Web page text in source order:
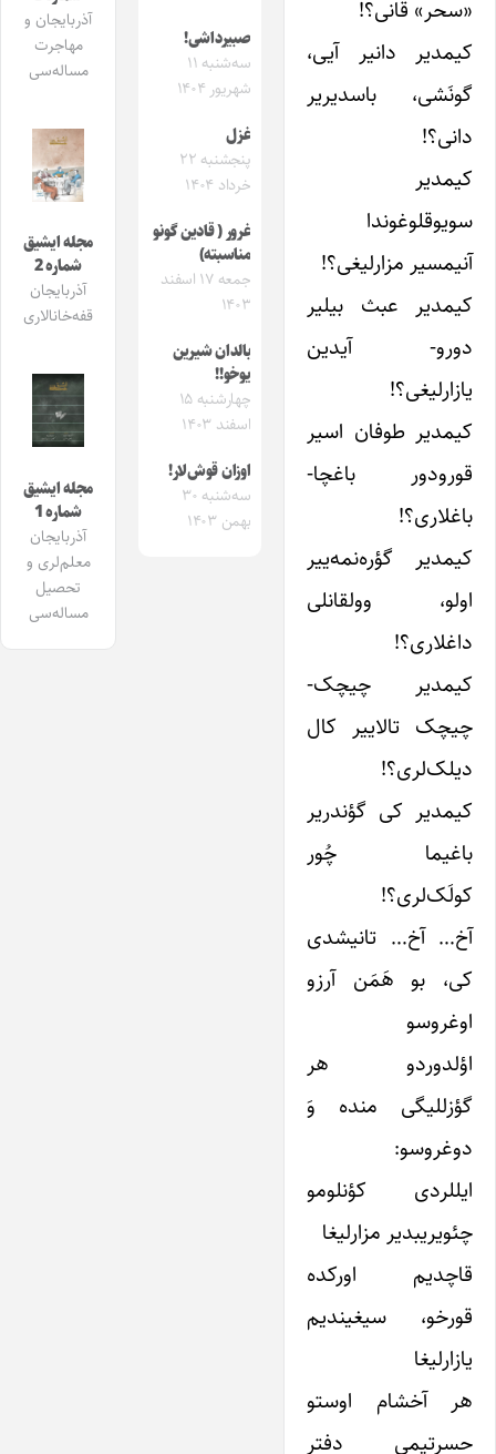
«سحر» قانی؟!
کیمدیر دانیر آیی،
گونَشی، باسدیریر
دانی؟!
کیمدیر
سویوقلوغوندا
آنیمسیر مزارلیغی؟!
کیمدیر عبث بیلیر
دورو- آیدین
یازارلیغی؟!
کیمدیر طوفان اسیر
قورودور باغچا-
باغلاری؟!
کیمدیر گؤره‌نمه‌ییر
اولو، وولقانلی
داغلاری؟!
کیمدیر چیچک-
چیچک تالاییر کال
دیلک‌لری؟!
کیمدیر کی گؤندریر
باغیما چُور
کولَک‌لری؟!
آخ… آخ… تانیشدی
کی، بو هَمَن آرزو
اوغروسو
اؤلدوردو هر
گؤزللیگی منده وَ
دوغروسو:
ایللردی کؤنلومو
چئویریبدیر مزارلیغا
قاچدیم اورکده
قورخو، سیغیندیم
یازارلیغا
هر آخشام اوستو
حسرتیمی دفتر
صبیرداشی!
سه‌شنبه ۱۱
شهریور ۱۴۰۴
غزل
پنجشنبه ۲۲
خرداد ۱۴۰۴
غرور ( قادین گونو
مناسبته)
جمعه ۱۷ اسفند
۱۴۰۳
بالدان شیرین
یوخو!!
چهارشنبه ۱۵
اسفند ۱۴۰۳
اوزان قوش‌‌لار!
سه‌شنبه ۳۰
بهمن ۱۴۰۳
آذربایجان و
مهاجرت
مساله‌سی
مجله ایشیق
شماره 2
آذربایجان
قفه‌خانالاری
مجله ایشیق
شماره 1
آذربایجان
معلم‌لری و
تحصیل
مساله‌سی